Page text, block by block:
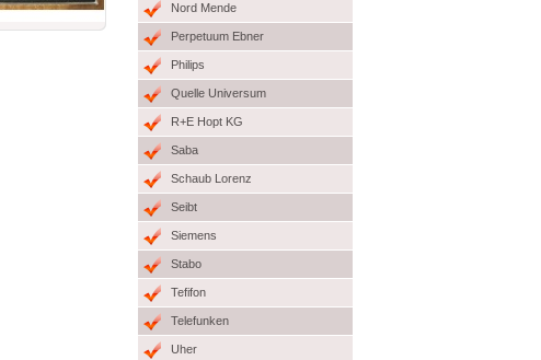
Nord Mende
Perpetuum Ebner
Philips
Quelle Universum
R+E Hopt KG
Saba
Schaub Lorenz
Seibt
Siemens
Stabo
Tefifon
Telefunken
Uher